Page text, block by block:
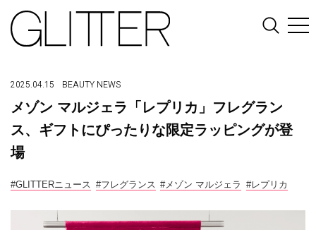
2025.04.15 BEAUTY NEWS
メゾン マルジェラ「レプリカ」フレグラン
ス、ギフトにぴったりな限定ラッピングが登
場
#GLITTERニュース #フレグランス #メゾン マルジェラ #レプリカ